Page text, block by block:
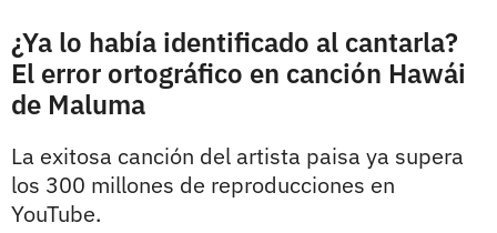
¿Ya lo había identificado al cantarla?
El error ortográfico en canción Hawái
de Maluma
La exitosa canción del artista paisa ya supera
los 300 millones de reproducciones en
YouTube.